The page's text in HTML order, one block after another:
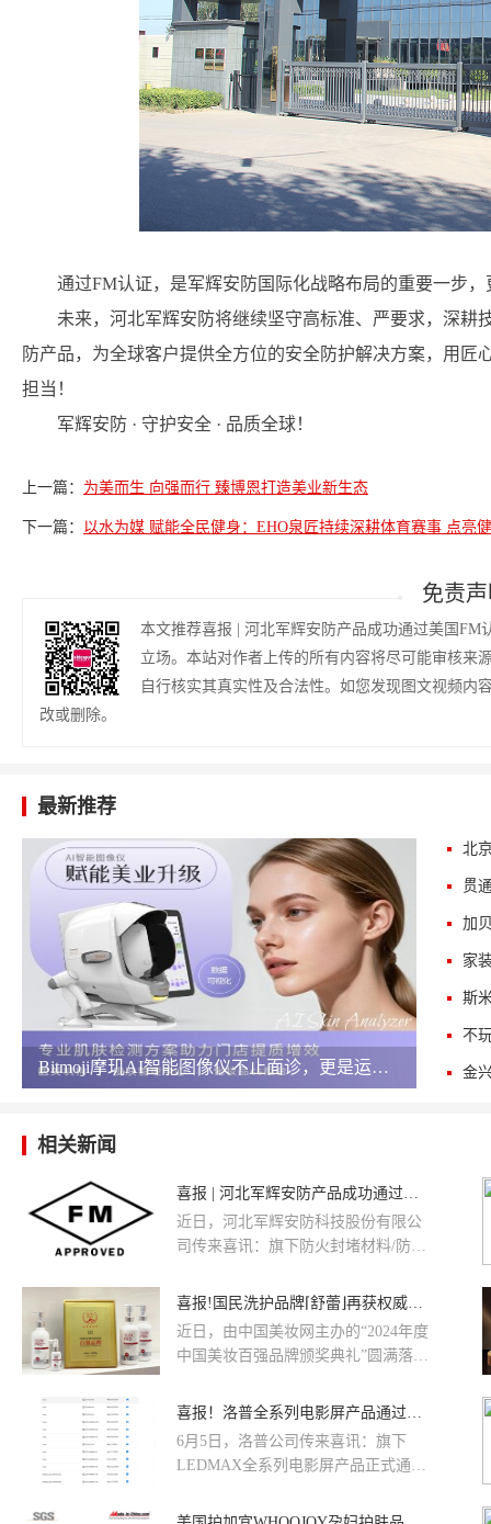
通过FM认证，是军辉安防国际化战略布局的重要一步
未来，河北军辉安防将继续坚守高标准、严要求，深
防产品，为全球客户提供全方位的安全防护解决方案，用
担当！
军辉安防 · 守护安全 · 品质全球！
上一篇： 为美而生 向强而行 臻博恩打造美业新生态
下一篇： 以水为媒 赋能全民健身：EHO泉匠持续深耕体育赛事 点亮
免责
本文推荐喜报 | 河北军辉安防产品成功通过美国
立场。本站对作者上传的所有内容将尽可能审核来
自行核实其真实性及合法性。如您发现图文视频内
改或删除。
最新推荐
​Bitmoji摩玑AI智能图像仪不止面诊，更是运营王牌
斯
相关新闻
喜报 | 河北军辉安防产品成功通过美国FM认证，国际品质再获认可！
近日，河北军辉安防科技股份有限公
司传来喜讯：旗下防火封堵材料/防火
国FM Approvals认证，正式获得进入
证”！
喜报!国民洗护品牌⌈舒蕾⌋再获权威认可!
近日，由中国美妆网主办的“2024年度
中国美妆百强品牌颁奖典礼”圆满落
产品品质、深厚的品牌积淀以及持续
颁发的“2024年度中国美妆百强品牌”
奖项。这一殊荣不仅是对舒蕾品牌实
喜报！洛普全系列电影屏产品通过DCI认证，产品矩阵实现重大突破
6月5日，洛普公司传来喜讯：旗下
LEDMAX全系列电影屏产品正式通过
泛，包括：4款2K电影屏： 5米2K、7